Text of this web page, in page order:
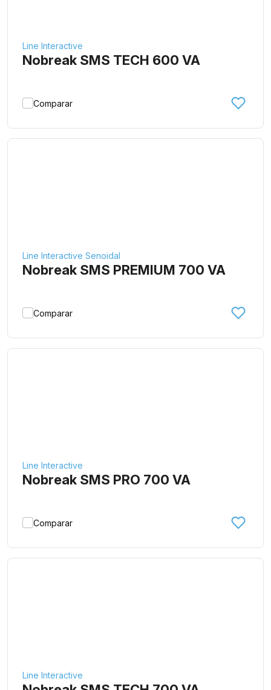
Line Interactive
Nobreak SMS TECH 600 VA
Comparar
Line Interactive Senoidal
Nobreak SMS PREMIUM 700 VA
Comparar
Line Interactive
Nobreak SMS PRO 700 VA
Comparar
Line Interactive